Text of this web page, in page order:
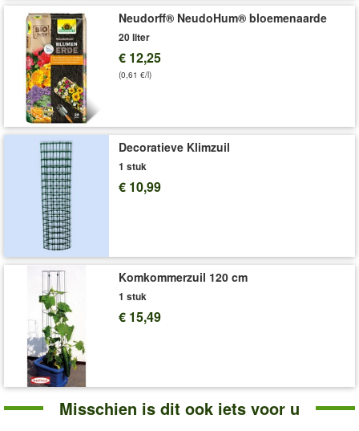
Levering omvat:13 cm-pot 20-25 cm hoog
'Ceanothus'
Plant- en Verzorgingstips
Neudorff® NeudoHum® bloemenaarde
20 liter
€ 12,25
(0,61 €/l)
Decoratieve Klimzuil
1 stuk
€ 10,99
Komkommerzuil 120 cm
1 stuk
€ 15,49
Misschien is dit ook iets voor u